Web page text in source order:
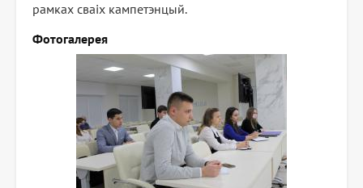
рамках сваіх кампетэнцый.
Фотогалерея